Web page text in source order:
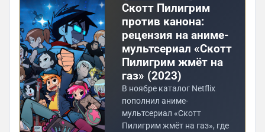
Скотт Пилигрим
против канона:
рецензия на аниме-
мультсериал «Скотт
Пилигрим жмёт на
газ» (2023)
В ноябре каталог Netflix
пополнил аниме-
мультсериал «Скотт
Пилигрим жмёт на газ», где